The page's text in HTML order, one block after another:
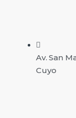
Av. San
Cuyo